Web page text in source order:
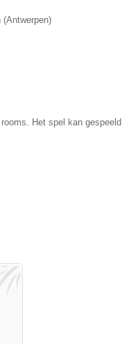
(Antwerpen)
Het spel kan gespeeld